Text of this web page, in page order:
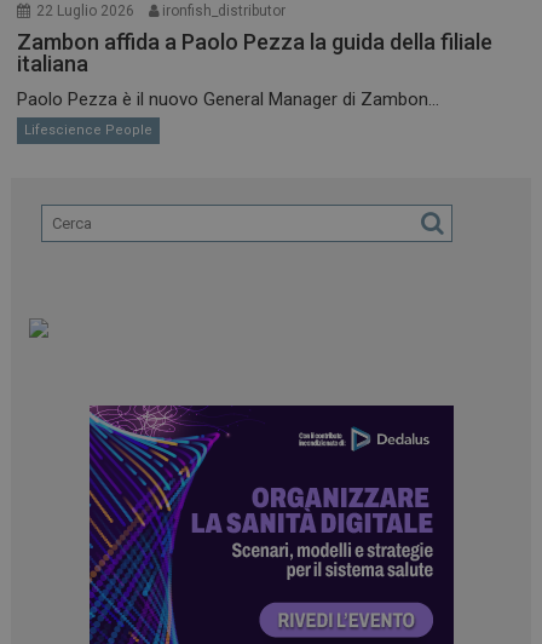
22 Luglio 2026 ironfish_distributor
Zambon affida a Paolo Pezza la guida della filiale
italiana
Paolo Pezza è il nuovo General Manager di Zambon...
Lifescience People